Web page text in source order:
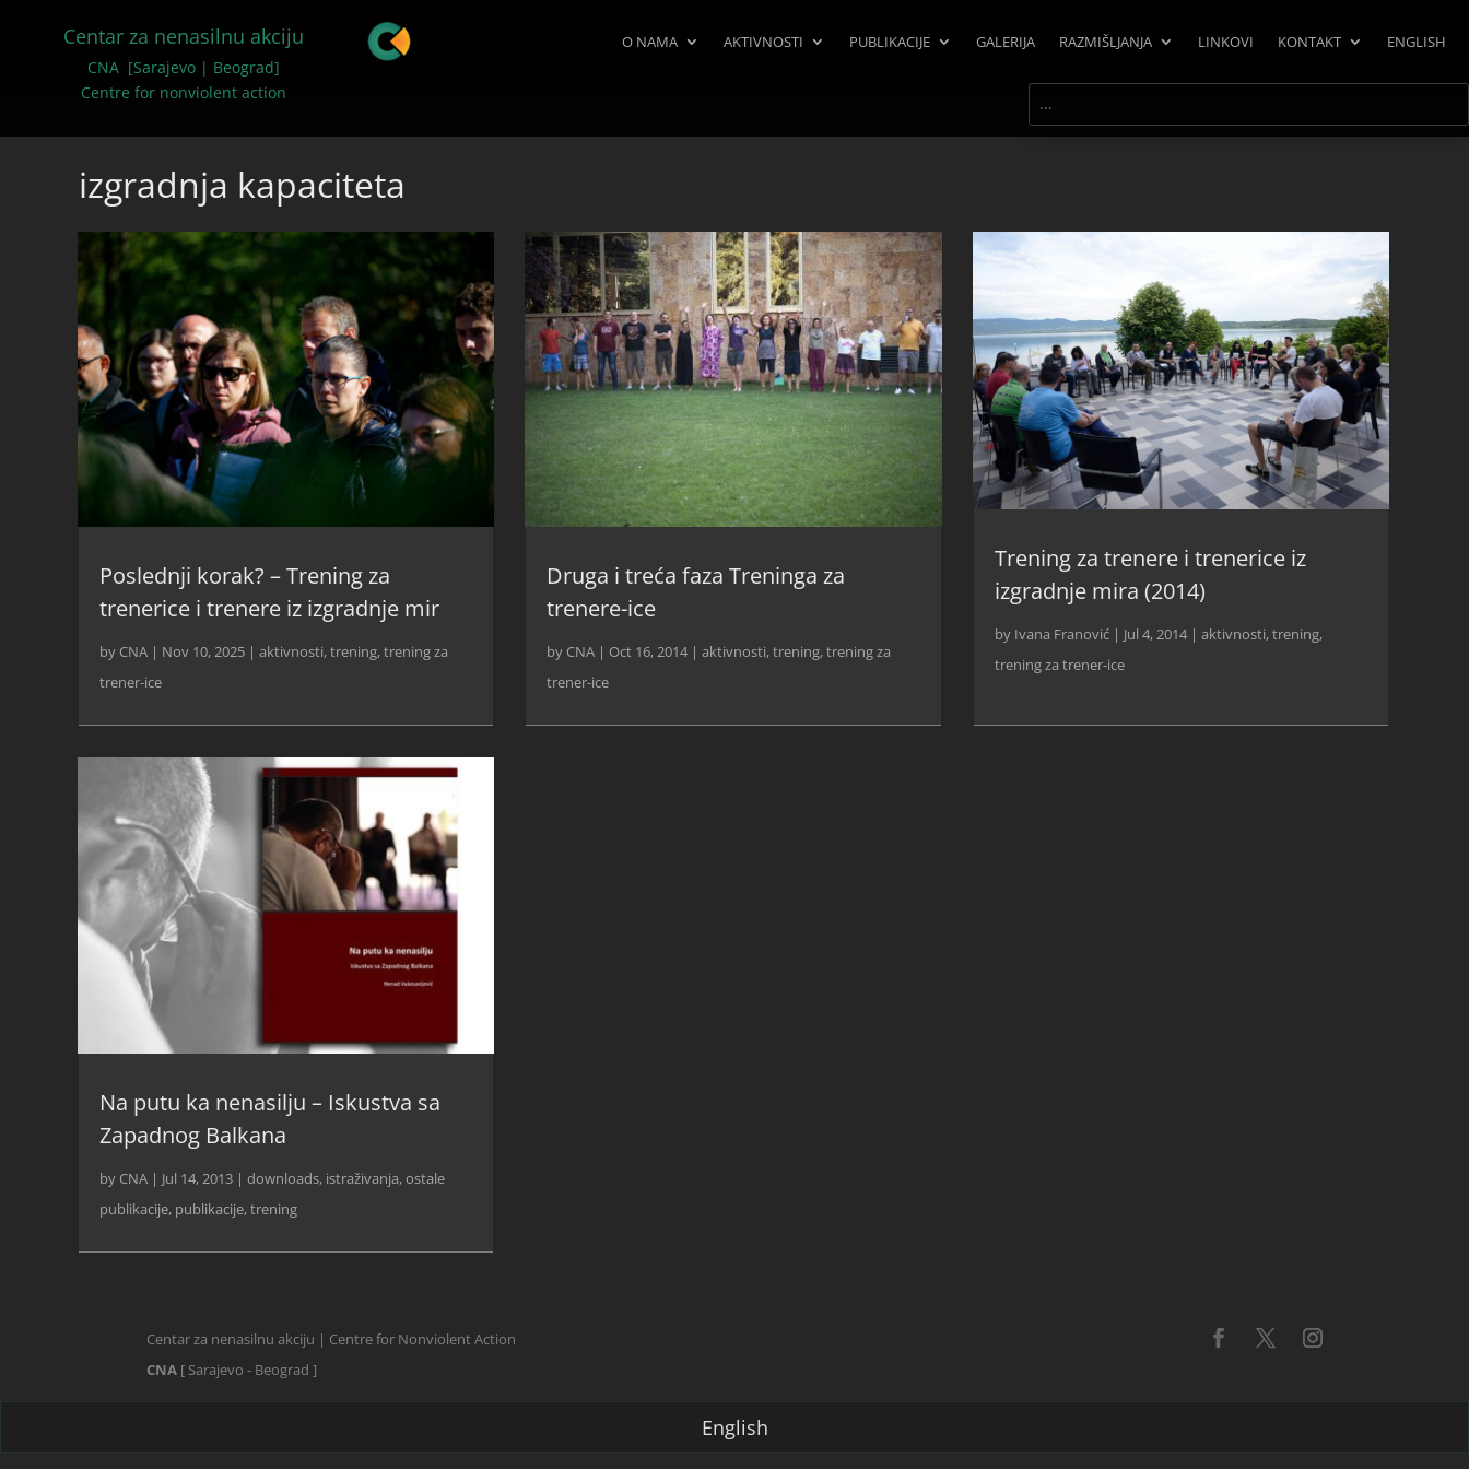
Centar za nenasilnu akciju
CNA [Sarajevo | Beograd]
Centre for nonviolent action
O NAMA AKTIVNOSTI PUBLIKACIJE GALERIJA RAZMIŠLJANJA LINKOVI KONTAKT ENGLISH
izgradnja kapaciteta
Poslednji korak? – Trening za
trenerice i trenere iz izgradnje mir
by CNA | Nov 10, 2025 | aktivnosti,trening,trening za
trener-ice
Druga i treća faza Treninga za
trenere-ice
by CNA | Oct 16, 2014 |aktivnosti,trening,trening za
trener-ice
Trening za trenere i trenerice iz
izgradnje mira (2014)
by Ivana Franović| Jul 4, 2014| aktivnosti,trening,
trening za trener-ice
Na putu ka nenasilju – Iskustva sa
Zapadnog Balkana
by CNA | Jul 14, 2013 | downloads, istraživanja,ostale
publikacije, publikacije,trening
Centar za nenasilnu akciju | Centre for Nonviolent Action
CNA [ Sarajevo - Beograd ]
English